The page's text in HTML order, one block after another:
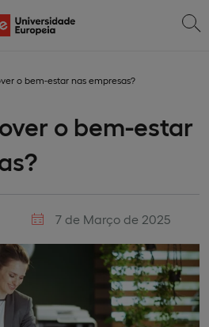
o bem-estar nas empresas?
o bem-estar
7 de Março de 2025